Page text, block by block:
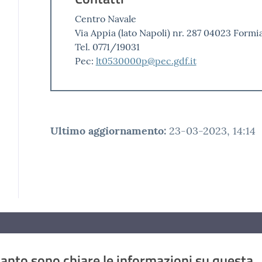
Centro Navale
Via Appia (lato Napoli) nr. 287 04023
Tel. 0771/19031
Pec: lt0530000p@pec.gdf.it
Ultimo aggiornamento: 23-03-2023, 14:14